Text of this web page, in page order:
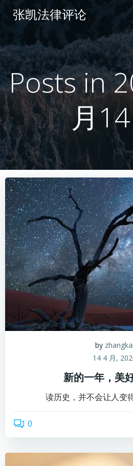
张凯法律评论
Posts in
月
by zhangkai
14 4 月,
新的一年，美
读历史，并不会让人变
0